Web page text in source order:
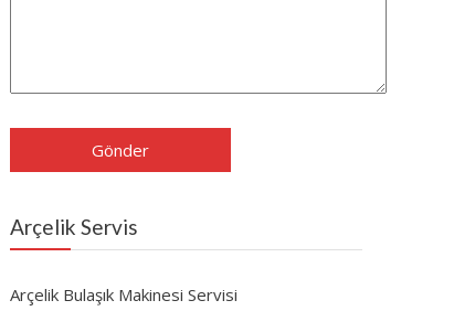
Arçelik Servis
Arçelik Bulaşık Makinesi Servisi